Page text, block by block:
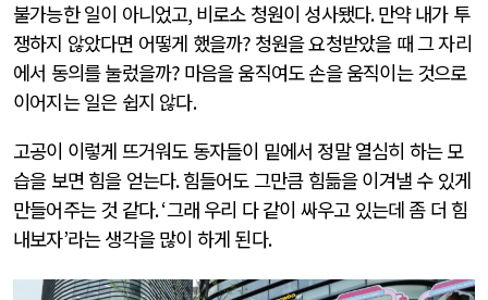
불가능한 일이 아니었고, 비로소 청원이 성사됐다.만약 내가 투
쟁하지 않았다면 어떻게 했을까? 청원을 요청받았을 때 그 자리
에서 동의를 눌렀을까? 마음을 움직여도 손을 움직이는 것으로
이어지는 일은 쉽지 않다.
고공이 이렇게 뜨거워도 동자들이 밑에서 정말 열심히 하는 모
습을 보면 힘을 얻는다.힘들어도 그만큼 힘듦을 이겨낼 수 있게
만들어주는 것 같다. ‘그래 우리 다 같이 싸우고 있는데 좀 더 힘
내보자’라는 생각을 많이 하게 된다.